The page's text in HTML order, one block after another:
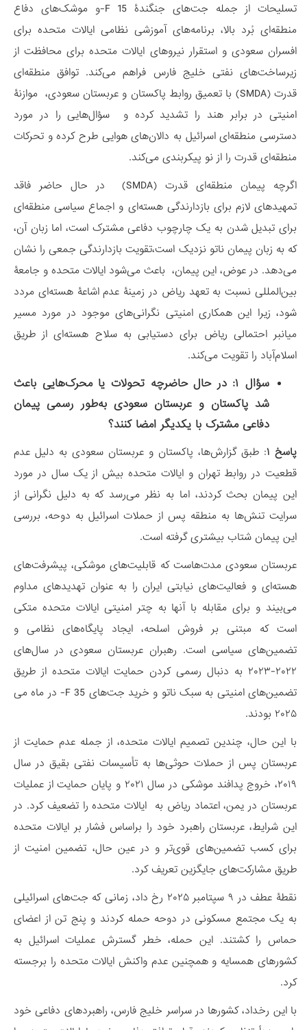
تسلیحات از جمله جت‌های جنگندۀ 15 F-و موشک‌های دفاع
منطقه‌ای بُرد بالا، برنامه‌های آموزشی نظامی ایالات متحده برای
افسران سعودی و استقرار نیروهای ایالات متحده برای محافظت از
زیرساخت‌های نفتی خلیج‌ فارس فراهم می‌کند. توافق منطقه‌ای
قدرت (SMDA) با تعمیق روابط پاکستان و عربستان سعودی، موازنۀ
امنیتی در برابر هند را تشدید کرده و سؤال‌هایی را در مورد
دسترسی منطقه‌ای اسرائیل به دالان‌های هوایی طرح کرده و تحرکات
منطقه‌ای قدرت را از نو پیکربندی می‌کند.
اگرچه پیمان منطقه‌ای قدرت (SMDA) در حال حاضر فاقد
تمهیدهای لازم برای بازدارندگی هسته‌ای و اجماع سیاسی منطقه‌ای
برای تبدیل شدن به یک چارچوب دفاعی مشترک است، اما زبان آن،
که به زبان پیمان ناتو نزدیک است،تقویت بازدارندگی جمعی را نشان
می‌دهد. در عوض، این پیمان، باعث می‌شود ایالات متحده و جامعۀ
بین‌المللی نسبت به تعهد ریاض در زمینۀ عدم اشاعۀ هسته‌ای مردد
شود، زیرا این همکاری امنیتی نگرانی‌های موجود در مورد مسیر
میانبر احتمالی ریاض برای دستیابی به سلاح هسته‌ای از طریق
اسلام‌آباد را تقویت می‌کند.
سؤال ۱: در حال حاضرچه تحولات یا محرک‌هایی باعث
شد پاکستان و عربستان سعودی به‌طور رسمی پیمان
دفاعی مشترک با یکدیگر امضا کنند؟
پاسخ ۱ : طبق گزارش‌ها، پاکستان و عربستان سعودی به دلیل عدم
قطعیت در روابط تهران و ایالات متحده بیش از یک سال در مورد
این پیمان بحث کردند، اما به نظر می‌رسد که به دلیل نگرانی از
سرایت تنش‌ها به منطقه پس از حملات اسرائیل به دوحه، بررسی
این پیمان شتاب بیشتری گرفته است.
عربستان سعودی مدت‌هاست که قابلیت‌های موشکی، پیشرفت‌های
هسته‌ای و فعالیت‌های نیابتی ایران را به عنوان تهدیدهای مداوم
می‌بیند و برای مقابله با آنها به چتر امنیتی ایالات متحده متکی
است که مبتنی بر فروش اسلحه، ایجاد پایگاه‌های نظامی و
تضمین‌های سیاسی است. رهبران عربستان سعودی در سال‌های
۲۰۲۲-۲۰۲۳ به دنبال رسمی کردن حمایت ایالات متحده از طریق
تضمین‌های امنیتی به سبک ناتو و خرید جت‌های 35 F- در ماه می
۲۰۲۵ بودند.
با این حال، چندین تصمیم ایالات متحده، از جمله عدم حمایت از
عربستان پس از حملات حوثی‌ها به تأسیسات نفتی بقیق در سال
۲۰۱۹، خروج پدافند موشکی در سال ۲۰۲۱ و پایان حمایت از عملیات
عربستان در یمن، اعتماد ریاض به ایالات متحده را تضعیف کرد. در
این شرایط، عربستان راهبرد خود را براساس فشار بر ایالات متحده
برای کسب تضمین‌های قوی‌تر و در عین حال، تضمین امنیت از
طریق مشارکت‌های جایگزین تعریف کرد.
نقطۀ عطف در ۹ سپتامبر ۲۰۲۵ رخ داد، زمانی که جت‌های اسرائیلی
به یک مجتمع مسکونی در دوحه حمله کردند و پنج تن از اعضای
حماس را کشتند. این حمله، خطر گسترش عملیات اسرائیل به
کشورهای همسایه و همچنین عدم واکنش ایالات متحده را برجسته
کرد.
با این رخداد، کشورها در سراسر خلیج فارس، راهبرد‌های دفاعی خود